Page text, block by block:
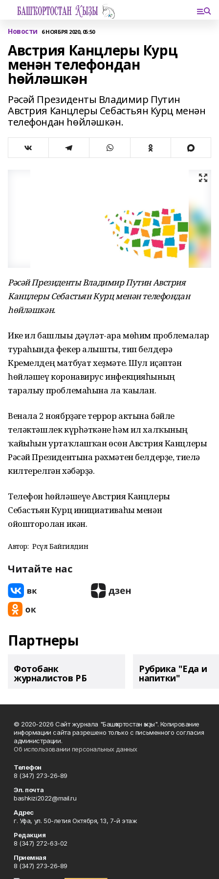
Новости 6 НОЯБРЯ 2020, 05:50
Австрия Канцлеры Курц
менән телефондан
һөйләшкән
Рәсәй Президенты Владимир Путин
Австрия Канцлеры Себастьян Курц менән
телефондан һөйләшкән.
Рәсәй Президенты Владимир Путин Австрия
Канцлеры Себастьян Курц менән телефондан
һөйләшкән.
Ике ил башлығы дәүләт-ара мөһим проблемалар
тураһында фекер алышты, тип белдерә
Кремелдең матбуғат хеҙмәте. Шул иҫәптән
һөйләшеү коронавирус инфекцияһының
таралыу проблемаһына ла ҡағылған.
Венала 2 ноябрҙәге террор актына бәйле
теләктәшлек күрһәткәне һәм ил халҡының
ҡайғыһын уртаҡлашҡан өсөн Австрия Канцлеры
Рәсәй Президентына рәхмәтен белдерҙе, тиелә
килтерелгән хәбәрҙә.
Телефон һөйләшеүе Австрия Канцлеры
Себастьян Курц инициативаһы менән
ойошторолған икән.
Автор: Рәсүл Байгилдин
Читайте нас
Партнеры
Фотобанк
журналистов РБ
Рубрика "Еда и
напитки"
© 2020-2026 Сайт журнала "Башҡортостан ҡыҙы". Копирование
информации сайта разрешено только с письменного согласия
администрации.
Об использовании персональных данных
Телефон
8 (347) 273-26-89
Эл. почта
bashkizi2022@mail.ru
Адрес
г. Уфа, ул. 50-летия Октября, 13, 7-й этаж
Редакция
8 (347) 272-63-02
Приемная
8 (347) 273-26-89